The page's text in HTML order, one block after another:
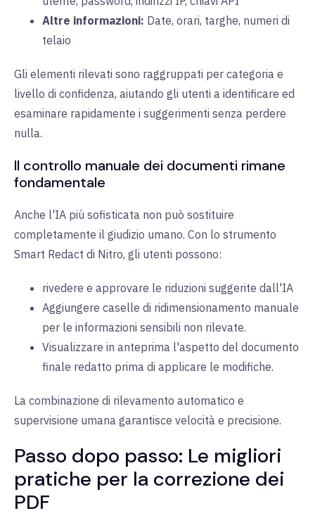
Altre informazioni: Date, orari, targhe, numeri di
telaio
Gli elementi rilevati sono raggruppati per categoria e
livello di confidenza, aiutando gli utenti a identificare ed
esaminare rapidamente i suggerimenti senza perdere
nulla.
Il controllo manuale dei documenti rimane
fondamentale
Anche l'IA più sofisticata non può sostituire
completamente il giudizio umano. Con lo strumento
Smart Redact di Nitro, gli utenti possono:
rivedere e approvare le riduzioni suggerite dall'IA
Aggiungere caselle di ridimensionamento manuale
per le informazioni sensibili non rilevate.
Visualizzare in anteprima l'aspetto del documento
finale redatto prima di applicare le modifiche.
La combinazione di rilevamento automatico e
supervisione umana garantisce velocità e precisione.
Passo dopo passo: Le migliori
pratiche per la correzione dei
PDF